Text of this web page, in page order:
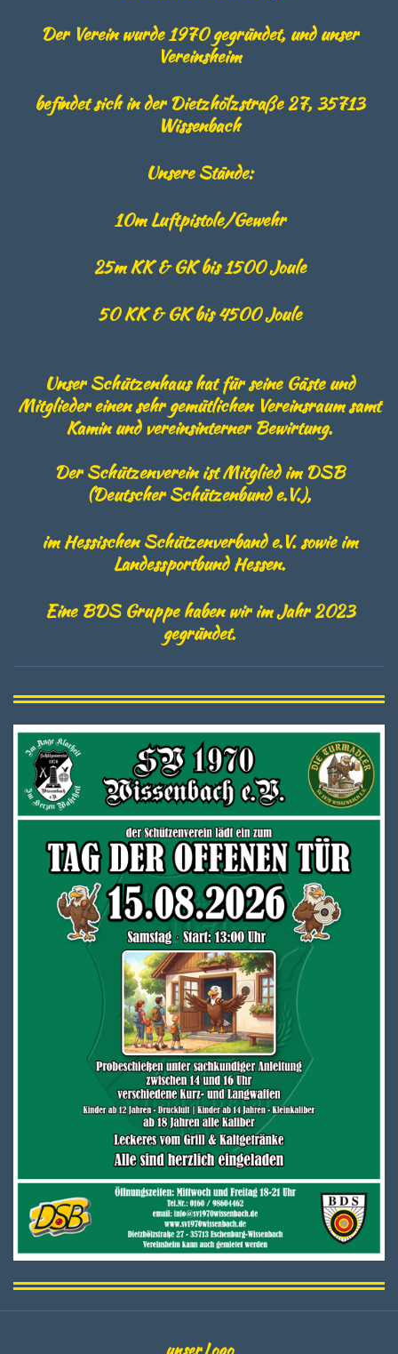
Der Verein wurde 1970 gegründet, und unser
Vereinsheim
befindet sich inder Dietzhölzstraße 27,35713
Wissenbach
Unsere Stände:
10m Luftpistole/Gewehr
25m KK & GK bis 1500 Joule
50 KK & GK bis 4500 Joule
Unser Schützenhaus hat für seine Gäste und
Mitglieder einen sehr gemütlichen Vereinsraum samt
Kamin und vereinsinterner Bewirtung.
Der Schützenverein ist Mitglied im DSB
(Deutscher Schützenbund e.V.),
im Hessischen Schützenverband e.V. sowie im
Landessportbund Hessen.
Eine BDS Gruppe haben wir im Jahr 2023
gegründet.